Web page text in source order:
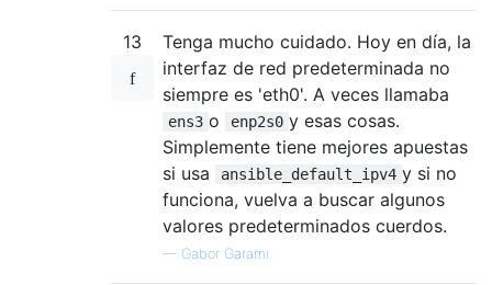
13
Tenga mucho cuidado. Hoy en día, la
interfaz de red predeterminada no
siempre es 'eth0'. A veces llamaba
ens3 o enp2s0 y esas cosas.
Simplemente tiene mejores apuestas
si usa
ansible_default_ipv4 y si no
funciona, vuelva a buscar algunos
valores predeterminados cuerdos.
— Gabor Garami